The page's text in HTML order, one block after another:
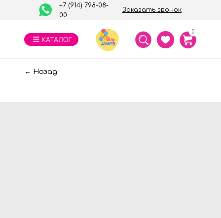
Заказать звонок
+7 (914) 798-08-
00
0
← Назад